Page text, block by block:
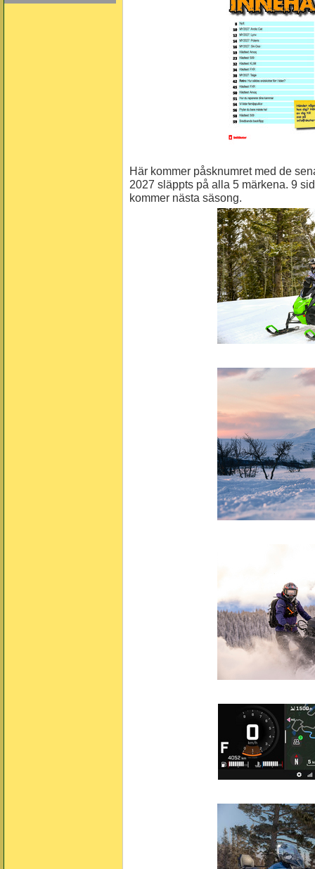
Här kommer påsknumret med de
2027 släppts på alla 5 märkena. 9
kommer nästa säsong.